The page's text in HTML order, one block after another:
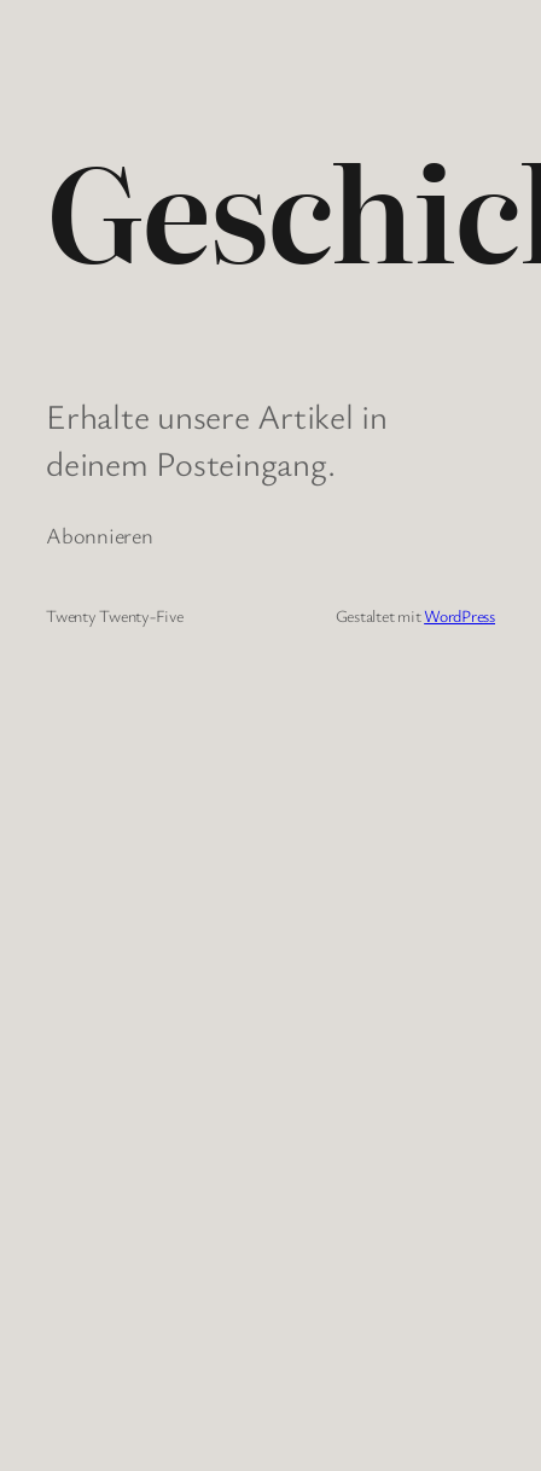
Erhalte unsere Artikel in
deinem Posteingang.
Abonnieren
Twenty Twenty-Five Gestaltet mitWordPress